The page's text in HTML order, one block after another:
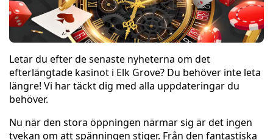
Letar du efter de senaste nyheterna om det
efterlängtade kasinot i Elk Grove? Du behöver inte leta
längre! Vi har täckt dig med alla uppdateringar du
behöver.
Nu när den stora öppningen närmar sig är det ingen
tvekan om att spänningen stiger. Från den fantastiska